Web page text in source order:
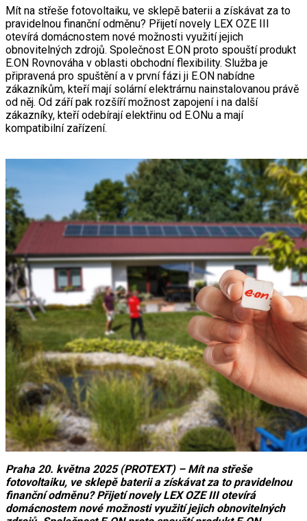
Mít na střeše fotovoltaiku, ve sklepě baterii a získávat za to
pravidelnou finanční odměnu? Přijetí novely LEX OZE III
otevírá domácnostem nové možnosti využití jejich
obnovitelných zdrojů. Společnost E.ON proto spouští produkt
E.ON Rovnováha v oblasti obchodní flexibility. Služba je
připravená pro spuštění a v první fázi ji E.ON nabídne
zákazníkům, kteří mají solární elektrárnu nainstalovanou právě
od něj. Od září pak rozšíří možnost zapojení i na další
zákazníky, kteří odebírají elektřinu od E.ONu a mají
kompatibilní zařízení.
Praha 20. května 2025 (PROTEXT) – Mít na střeše
fotovoltaiku, ve sklepě baterii a získávat za to pravidelnou
finanční odměnu? Přijetí novely LEX OZE III otevírá
domácnostem nové možnosti využití jejich obnovitelných